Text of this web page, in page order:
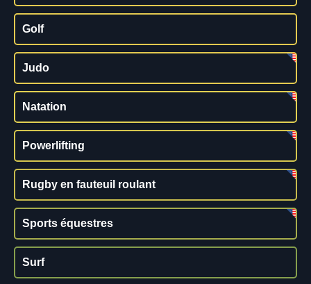
Golf
Judo
Natation
Powerlifting
Rugby en fauteuil roulant
Sports équestres
Surf